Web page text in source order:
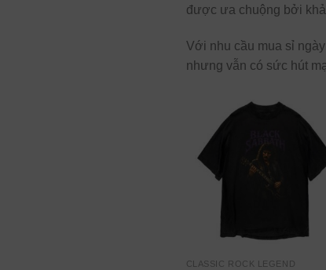
được ưa chuộng bởi
Với nhu cầu mua sỉ
nhưng vẫn có sức hút
CLASSIC ROCK LEGEND